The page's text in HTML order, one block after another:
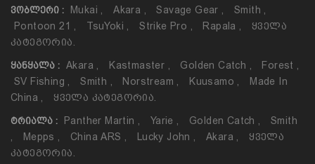
ᲕᲝᲑᲚᲔᲠᲘ : Mukai , Akara , Savage Gear , Smith ,
Pontoon 21 , TsuYoki , Strike Pro , Rapala ,
Ყველა
Კატეგორია.
ᲧᲐᲜᲧᲐᲚᲐ : Akara , Kastmaster , Golden Catch , Forest ,
SV Fishing , Smith , Norstream , Kuusamo ,
Made In
China , Ყველა Კატეგორია.
ᲢᲠᲘᲐᲚᲐ : Panther Martin , Yarie , Golden Catch ,
Smith
,
Mepps , China ARS , Lucky John , Akara ,
Ყველა
Კატეგორია.